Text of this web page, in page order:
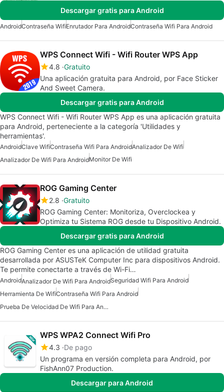
Descargar gratis para Android
AndroidContraseña WifiEnrutador Para AndroidContraseña Wifi Para Android
WPS Connect Wifi - Wifi Router WPS App
4.8 Gratuito
Una aplicación gratuita para Android, por Face Sticker
And Sweet Camera.
Descargar gratis para Android
WPS Connect Wifi - Wifi Router WPS App es una aplicación gratuita
para Android, perteneciente a la categoría 'Utilidades y
herramientas'.
AndroidClave WifiContraseña Wifi Para AndroidAnalizador De Wifi
Analizador De Wifi Para AndroidMonitor De Wifi
ROG Gaming Center
2.8 Gratuito
ROG Gaming Center: Monitoriza, Overclockea y
Optimiza tu Sistema ROG desde tu Dispositivo Android.
Descargar gratis para Android
ROG Gaming Center es una aplicación de utilidad gratuita
desarrollada por ASUSTeK Computer Inc para dispositivos Android.
Te permite conectarte a través de Wi-Fi…
AndroidAnalizador De Wifi Para AndroidSeguridad Wifi Para Android
Herramienta De WifiContraseña Wifi Para Android
Prueba De Velocidad De Wifi Para Android
WPS WPA2 Connect Wifi Pro
4.3 De pago
Un programa en versión completa para Android, por
FishAnn07 Production.
Descargar para Android